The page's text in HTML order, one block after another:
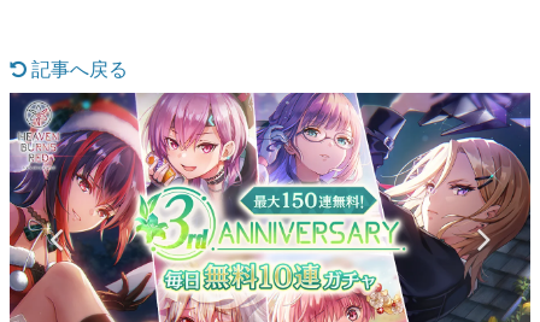
なんでゲームは面白い？
ゲーム開発者・hamatsu氏がゲームの魅力を画面や操作の
具体的な形から解き明かしていく、硬派で骨太な評論連載
です。
ゲームが変えた日本語
「経験値」「裏技」「ラスボス」… ゲームにまつわる言葉
の起源や用法の変遷を、コンピューター文化史研究家・タ
イニーP氏が徹底調査。
記事へ戻る